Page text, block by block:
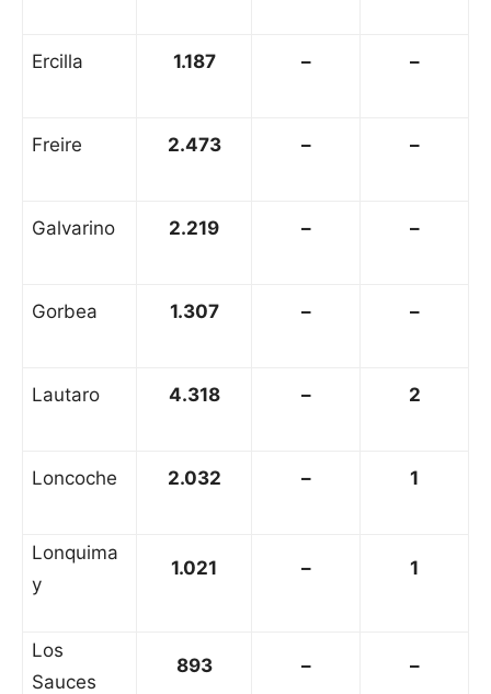
Ercilla 1.187 – –
Freire 2.473 – –
Galvarino 2.219 – –
Gorbea 1.307 – –
Lautaro 4.318 – 2
Loncoche 2.032 – 1
Lonquima
y
1.021 – 1
Los
Sauces
893 – –